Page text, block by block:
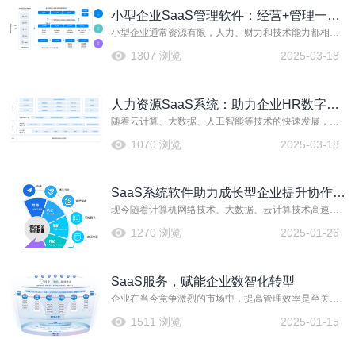
小型企业SaaS管理软件：经营+管理一体
化解决方案
小型企业通常资源有限，人力、财力和技术能力都相对
的管理方式效率低下，各业务环节缺乏协同，数据无法
一款功能全面且易于上手的 SaaS 管理软件，来实现经
营与管理的一体化。
2025-03-18
1307 浏览
人力资源SaaS系统：助力企业HR数字化
转型
随着云计算、大数据、人工智能等技术的快速发展，人
型的重要力量。人力资源SaaS系统，即基于云计算的软
2025-03-18
1070 浏览
SaaS系统软件助力成长型企业提升协作效
率与创新能力
现今随着计算机网络技术、大数据、云计算技术高速发
化、信息化的优选，已经成为企业管理者的最佳可用模
68天内替换184个IT系统，推动了全业务场景的数字化、
透明化、可视化、网络化和智能化。
2025-01-26
1270 浏览
SaaS服务，赋能企业数智化转型
企业在当今竞争激烈的市场中，提高管理效率是至关重
案，帮助企业实现这一目标。重庆川仪自动化股份有限
2025-01-15
1511 浏览